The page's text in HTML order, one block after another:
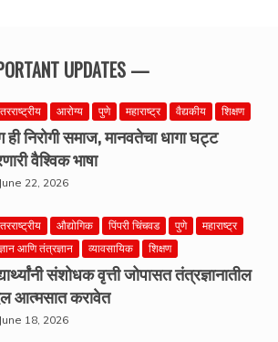
UPDATES —
आरोग्य पुणे महाराष्ट्र वैद्यकीय शिक्षण
ही निरोगी समाज, मानवतेचा धागा घट्ट
वैश्विक भाषा
June 22, 2026
औद्योगिक पिंपरी चिंचवड पुणे
महाराष्ट्र
आणि तंत्रज्ञान
व्यावसायिक शिक्षण
संशोधक वृत्ती जोपासत तंत्रज्ञानातील
आत्मसात करावेत
June 18, 2026